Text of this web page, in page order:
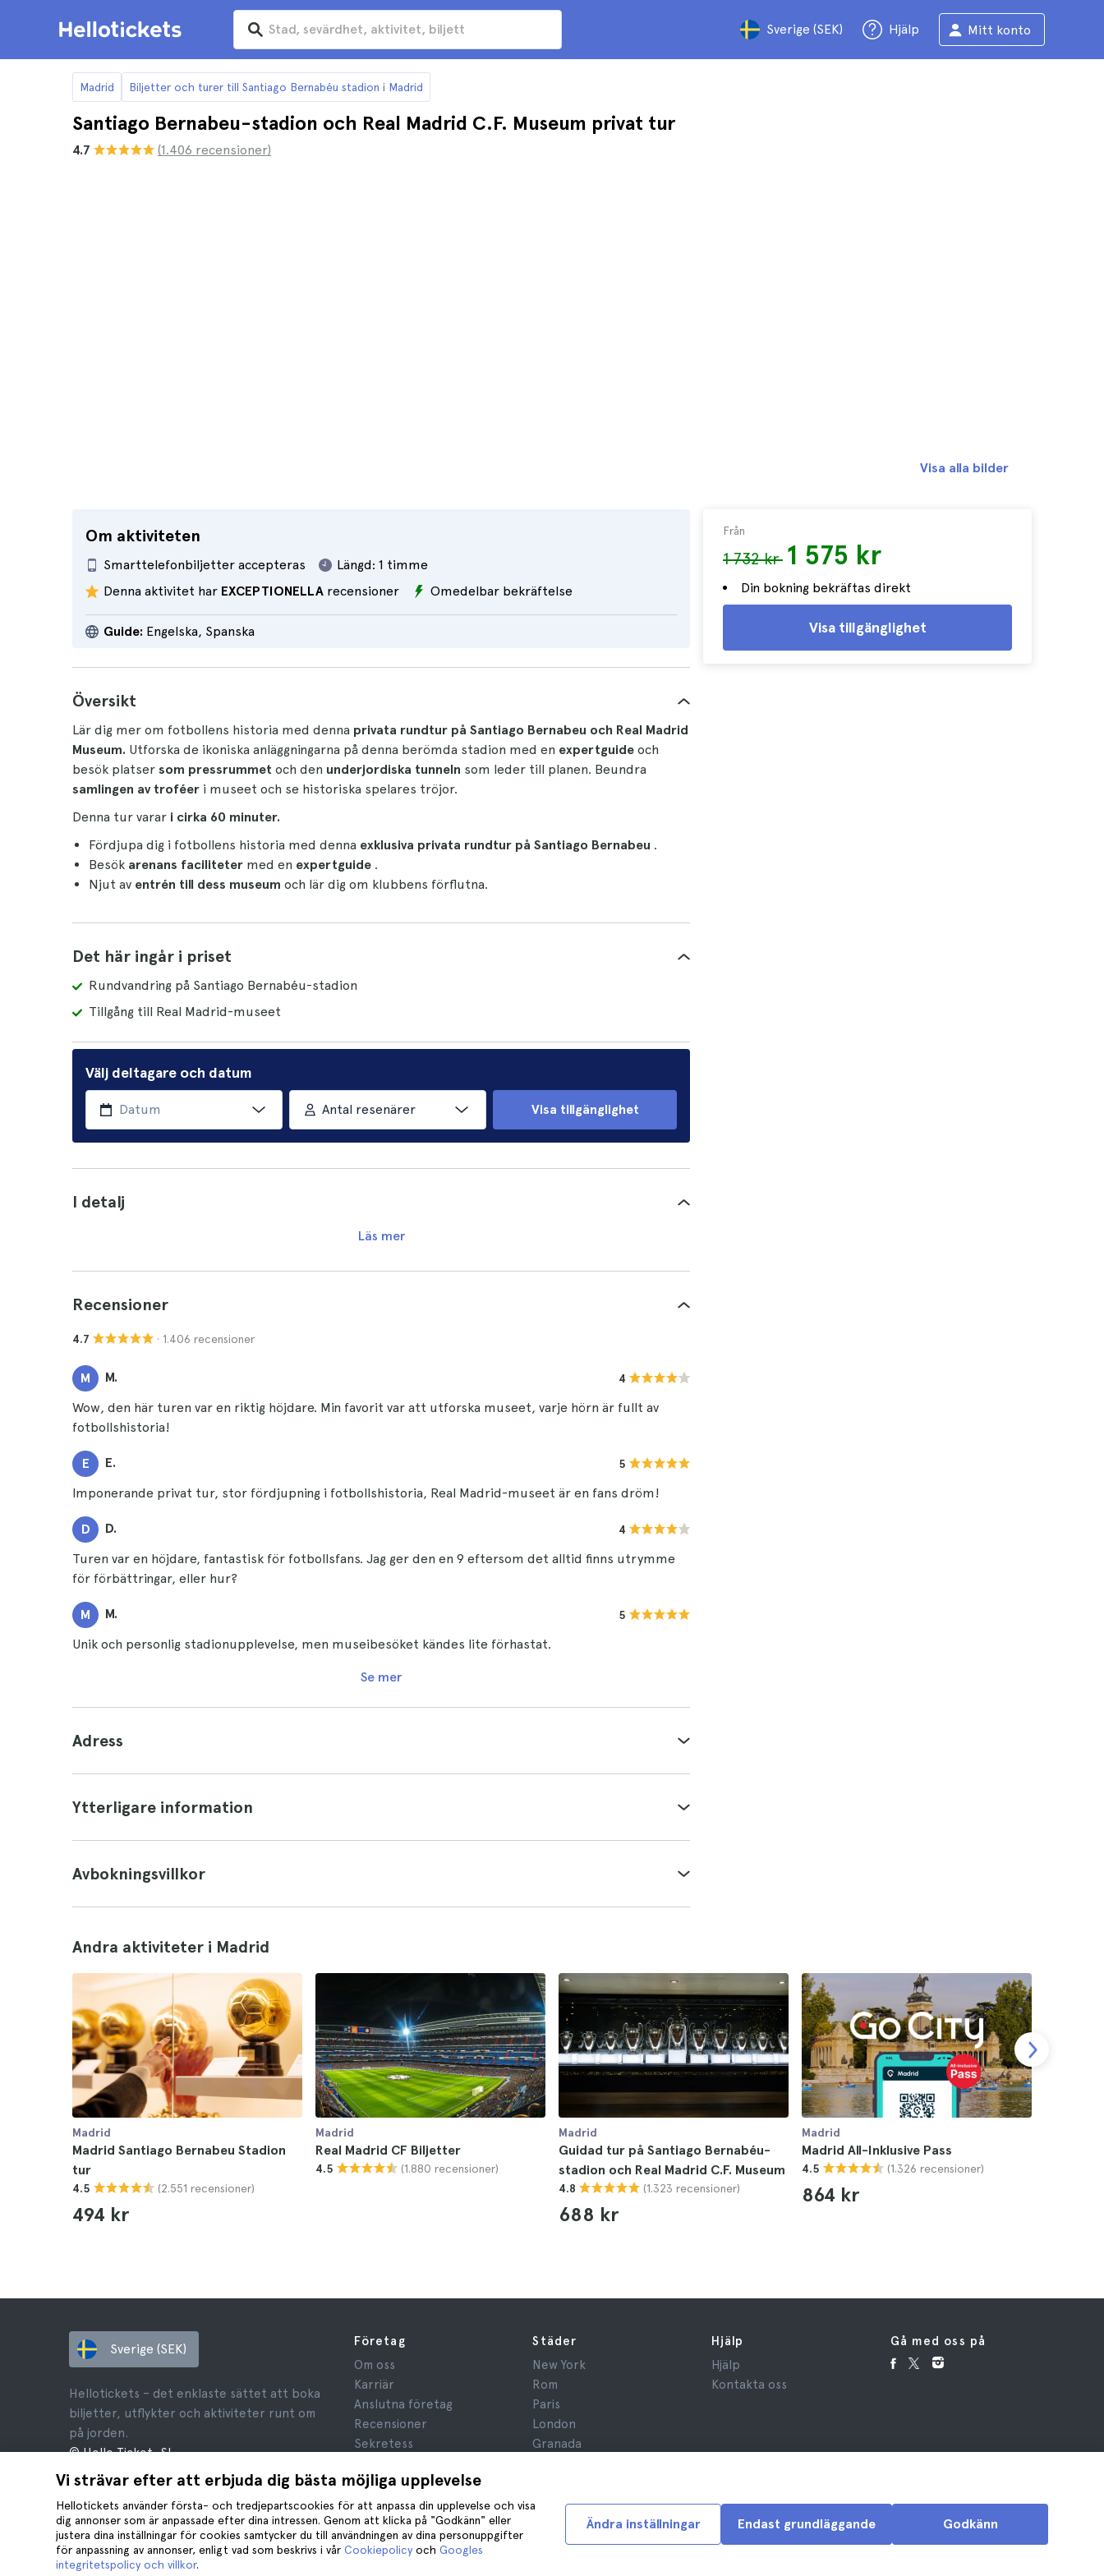
Sverige (SEK) Hjälp Mitt konto
Madrid Biljetter och turer till Santiago Bernabéu stadion i Madrid
Santiago Bernabeu-stadion och Real Madrid C.F. Museum privat tur
4.7 (1.406 recensioner)
Om aktiviteten
Smarttelefonbiljetter accepteras Längd: 1 timme
Denna aktivitet har EXCEPTIONELLA recensioner Omedelbar bekräftelse
Guide: Engelska, Spanska
Från
1 732 kr 1 575 kr
Din bokning bekräftas direkt
Visa tillgänglighet
Visa alla bilder
Översikt
Lär dig mer om fotbollens historia med denna privata rundtur på Santiago Bernabeu och Real Madrid
Museum. Utforska de ikoniska anläggningarna på denna berömda stadion med en expertguide och
besök platser som pressrummet och den underjordiska tunneln som leder till planen. Beundra
samlingen av troféer i museet och se historiska spelares tröjor.
Denna tur varar i cirka 60 minuter.
Fördjupa dig i fotbollens historia med denna exklusiva privata rundtur på Santiago Bernabeu .
Besök arenans faciliteter med en expertguide .
Njut av entrén till dess museum och lär dig om klubbens förflutna.
Det här ingår i priset
Rundvandring på Santiago Bernabéu-stadion
Tillgång till Real Madrid-museet
Välj deltagare och datum
Antal resenärer Visa tillgänglighet
I detalj
Läs mer
Recensioner
4.7 · 1.406 recensioner
M M. 4
Wow, den här turen var en riktig höjdare. Min favorit var att utforska museet, varje hörn är fullt av
fotbollshistoria!
E E. 5
Imponerande privat tur, stor fördjupning i fotbollshistoria, Real Madrid-museet är en fans dröm!
D D. 4
Turen var en höjdare, fantastisk för fotbollsfans. Jag ger den en 9 eftersom det alltid finns utrymme
för förbättringar, eller hur?
M M. 5
Unik och personlig stadionupplevelse, men museibesöket kändes lite förhastat.
Se mer
Adress
Ytterligare information
Avbokningsvillkor
Andra aktiviteter i Madrid
Madrid
Madrid Santiago Bernabeu Stadion
tur
4.5 (2.551 recensioner)
494 kr
Madrid
Real Madrid CF Biljetter
4.5 (1.880 recensioner)
Madrid
Guidad tur på Santiago Bernabéu-
stadion och Real Madrid C.F. Museum
4.8 (1.323 recensioner)
688 kr
Madrid
Madrid All-Inklusive Pass
4.5 (1.326 recensioner)
864 kr
Vi strävar efter att erbjuda dig bästa möjliga upplevelse
Hellotickets använder första- och tredjepartscookies för att anpassa din upplevelse och visa
dig annonser som är anpassade efter dina intressen. Genom att klicka på "Godkänn" eller
justera dina inställningar för cookies samtycker du till användningen av dina personuppgifter
för anpassning av annonser, enligt vad som beskrivs i vår Cookiepolicy och Googles
integritetspolicy och villkor.
Godkänn
Endast grundläggande
Ändra inställningar
Sverige (SEK)
Hellotickets – det enklaste sättet att boka
biljetter, utflykter och aktiviteter runt om
på jorden.
© Hello Ticket, SL.
Företag
Om oss
Karriär
Anslutna företag
Recensioner
Sekretess
Juridisk Rådgivning
Cookies
Städer
New York
Rom
Paris
London
Granada
Hjälp
Hjälp
Kontakta oss
Gå med oss på